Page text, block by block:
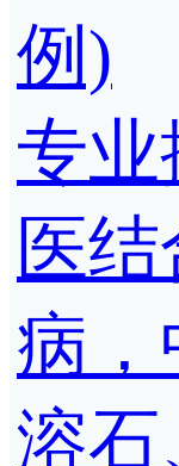
例)
专业
医
病，
溶石